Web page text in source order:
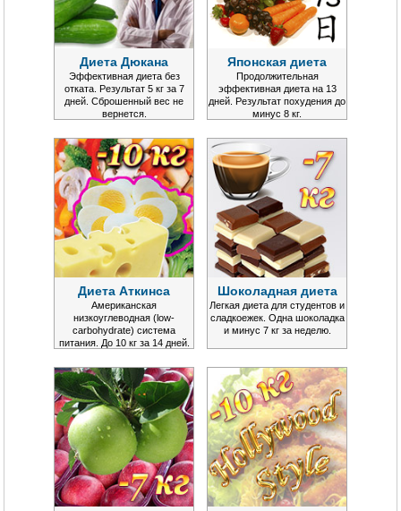
Диета Дюкана
Эффективная диета без
отката. Результат 5 кг за 7
дней. Сброшенный вес не
вернется.
Японская диета
Продолжительная
эффективная диета на 13
дней. Результат похудения до
минус 8 кг.
Диета Аткинса
Американская
низкоуглеводная (low-
carbohydrate) система
питания. До 10 кг за 14 дней.
Шоколадная диета
Легкая диета для студентов и
сладкоежек. Одна шоколадка
и минус 7 кг за неделю.